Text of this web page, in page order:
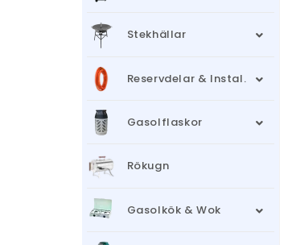
Stekhällar
Reservdelar & Instal.
Gasolflaskor
Rökugn
Gasolkök & Wok